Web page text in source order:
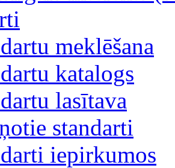
meklēšana
katalogs
lasītava
standarti
iepirkumos